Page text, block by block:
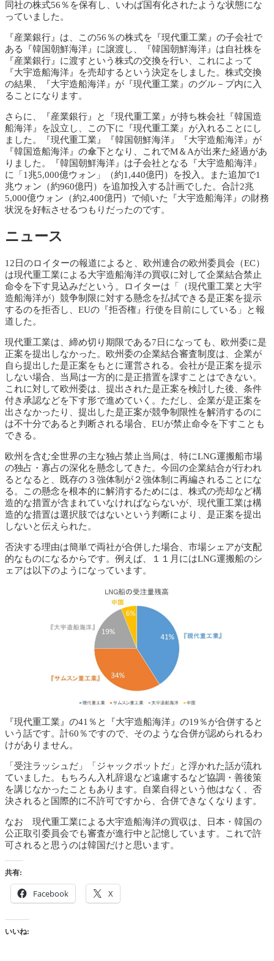
同社の株式56％を保有し、いわば国有化されたような状態にな
っていました。
『産業銀行』は、この56％の株式を『現代重工業』の子会社で
ある『韓国朝鮮海洋』に譲渡し、『韓国朝鮮海洋』は自社株を
『産業銀行』に渡すという株式の交換を行い、これによって
『大宇造船海洋』を売却するという決定をしました。株式交換
の結果、『大宇造船海洋』が『現代重工業』のグル－プ内に入
ることになります。
さらに、『産業銀行』と『現代重工業』が持ち株会社『韓国造
船海洋』を設立し、この下に『現代重工業』が入れることにし
ました。『現代重工業』『韓国朝鮮海洋』『大宇造船海洋』が
『韓国造船海洋』の傘下となり、これでM＆Aが出来た経過があ
りました。『韓国朝鮮海洋』は子会社となる『大宇造船海洋』
に「1兆5,000億ウォン」（約1,440億円）を投入。また追加で1
兆ウォン（約960億円）を追加投入する計画でした。合計2兆
5,000億ウォン（約2,400億円）で傾いた『大宇造船海洋』の財務
状況を好転させるつもりだったのです。
ニュース
12日のロイターの報道によると、欧州連合の欧州委員会（EC）
は現代重工業による大宇造船海洋の買収に対して企業結合禁止
命令を下す見込みだという。ロイターは「（現代重工業と大宇
造船海洋が）競争制限に対する懸念を払拭できる是正案を提示
するのを拒否し、EUの『拒否権』行使を目前にしている」と報
道した。
現代重工業は、締め切り期限である7日になっても、欧州委に是
正案を提出しなかった。欧州委の企業結合審査制度は、企業が
自ら提出した是正案をもとに運営される。会社が是正案を提示
しない場合、当局は一方的に是正措置を課すことはできない。
これに対して欧州委は、提出された是正案を検討した後、条件
付き承認などを下す形で進めていく。ただし、企業が是正案を
出さなかったり、提出した是正案が競争制限性を解消するのに
は不十分であると判断される場合、EUが禁止命令を下すことも
できる。
欧州を含む全世界の主な独占禁止当局は、特にLNG運搬船市場
の独占・寡占の深化を懸念してきた。今回の企業結合が行われ
るとなると、既存の３強体制が２強体制に再編されることにな
る。この懸念を根本的に解消するためには、株式の売却など構
造的な措置が含まれていなければならないが、現代重工業は構
造的な措置は選択肢ではないという判断により、是正案を提出
しないと伝えられた。
否決する理由は簡単で両社が合併した場合、市場シェアが支配
的なものになるからです。例えば、１１月にはLNG運搬船のシ
ェアは以下のようになっています。
『現代重工業』の41％と『大宇造船海洋』の19％が合併すると
いう話です。計60％ですので、そのような合併が認められるわ
けがありません。
「受注ラッシュだ」「ジャックポットだ」と浮かれた話が流れ
ていました。もちろん入札辞退など遠慮するなど協調・善後策
を講じなかったこともあります。自業自得という他はなく、否
決されると国際的に不許可ですから、合併できなくなります。
なお 現代重工業による大宇造船海洋の買収は、日本・韓国の
公正取引委員会でも審査が進行中と記憶しています。これで許
可されると思うのは韓国だけと思います。
共有:
Facebook X
いいね: